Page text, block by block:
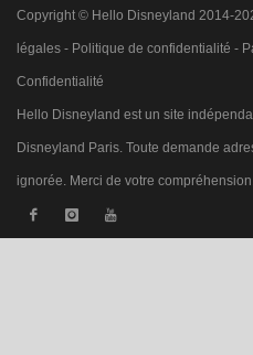
Copyright © Hello Disneyland 2014-
légales - Politique de confidentialité -
Confidentialité
Hello Disneyland est un site
Disneyland Paris. Toute demande
ignorée. Merci de votre